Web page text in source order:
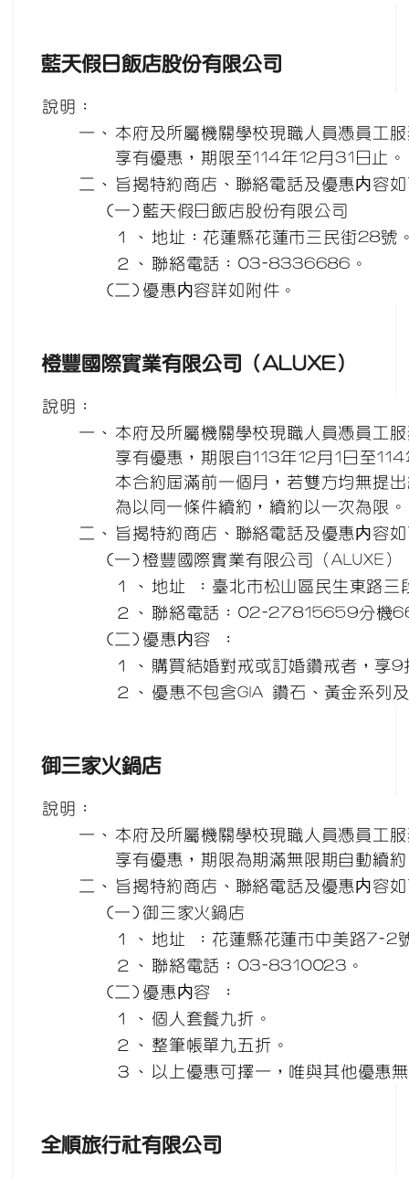
藍天假日飯店股份有限公司
說明：
一、 本府及所屬機關學校現職人員憑員工
享有優惠，期限至114年12月31日止。
二、
旨揭特約商店、聯絡電話及優惠内容
(一) 藍天假日飯店股份有限公司
１、 地址：花蓮縣花蓮市三民街28號
２、
聯絡電話：03-8336686。
(二) 優惠内容詳如附件。
橙豐國際實業有限公司（ALUXE）
說明：
一、 本府及所屬機關學校現職人員憑員工
享有優惠，期限自113年12月1日至
本合約屆滿前一個月，若雙方均無提
為以同一條件續約，續約以一次為限。
二、
旨揭特約商店、聯絡電話及優惠内容
(一) 橙豐國際實業有限公司（ALUXE）
１、 地址 ：臺北市松山區民生東路三
２、
聯絡電話：02-27815659分機
(二) 優惠内容 ：
１、 購買結婚對戒或訂婚鑽戒者，享9
２、 優惠不包含GIA 鑽石、黃金系列
御三家火鍋店
說明：
一、 本府及所屬機關學校現職人員憑員工
享有優惠，期限為期滿無限期自動續
二、
旨揭特約商店、聯絡電話及優惠内容
(一) 御三家火鍋店
１、 地址 ：花蓮縣花蓮市中美路7-2
２、
聯絡電話：03-8310023。
(二) 優惠内容 ：
１、 個人套餐九折。
２、 整筆帳單九五折。
３、
以上優惠可擇一，唯與其他優惠
全順旅行社有限公司